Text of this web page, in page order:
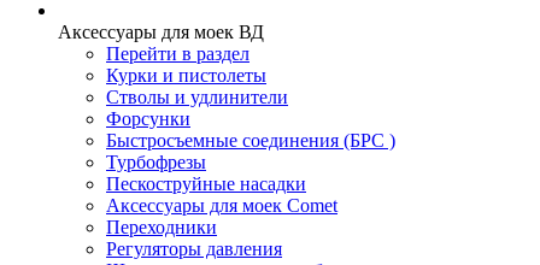
Аксессуары для моек ВД
Перейти в раздел
Курки и пистолеты
Стволы и удлинители
Форсунки
Быстросъемные соединения (БРС )
Турбофрезы
Пескоструйные насадки
Аксессуары для моек Comet
Переходники
Регуляторы давления